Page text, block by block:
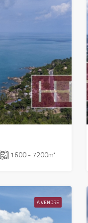
1600 - 7200m²
A VENDRE